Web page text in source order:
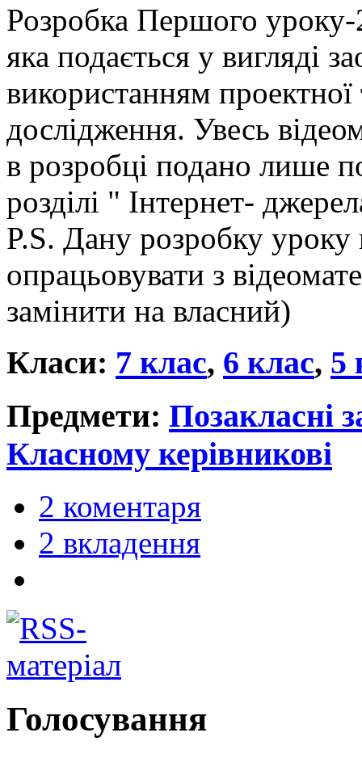
Розробка Першого
яка подається у вигляді
використанням проектної
дослідження. Увесь
в розробці подано лише
розділі " Інтернет-
P.S. Дану розробку уроку
опрацьовувати з
замінити на власний)
Класи: 7 клас, 6 клас, 5
Предмети: Позакласні
Класному керівникові
2 коментаря
2 вкладення
Голосування